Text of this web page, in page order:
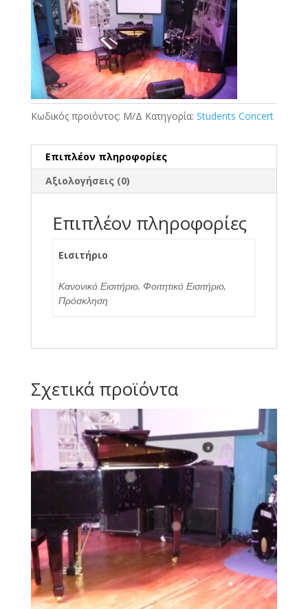
through
€2.00
Κωδικός προϊόντος: Μ/Δ Κατηγορία: Students Concert
Επιπλέον πληροφορίες
Αξιολογήσεις (0)
Επιπλέον πληροφορίες
Εισιτήριο
Κανονικό Εισιτήριο, Φοιτητικό Εισιτήριο,
Πρόσκληση
Σχετικά προϊόντα